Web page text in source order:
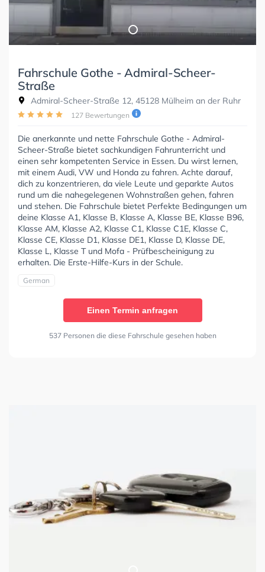
Fahrschule Gothe - Admiral-Scheer-
Straße
Admiral-Scheer-Straße 12, 45128 Mülheim an der Ruhr
127 Bewertungen
Die anerkannte und nette Fahrschule Gothe - Admiral-
Scheer-Straße bietet sachkundigen Fahrunterricht und
einen sehr kompetenten Service in Essen. Du wirst lernen,
mit einem Audi, VW und Honda zu fahren. Achte darauf,
dich zu konzentrieren, da viele Leute und geparkte Autos
rund um die nahegelegenen Wohnstraßen gehen, fahren
und stehen. Die Fahrschule bietet Perfekte Bedingungen um
deine Klasse A1, Klasse B, Klasse A, Klasse BE, Klasse B96,
Klasse AM, Klasse A2, Klasse C1, Klasse C1E, Klasse C,
Klasse CE, Klasse D1, Klasse DE1, Klasse D, Klasse DE,
Klasse L, Klasse T und Mofa - Prüfbescheinigung zu
erhalten. Die Erste-Hilfe-Kurs in der Schule.
German
Einen Termin anfragen
537 Personen die diese Fahrschule gesehen haben